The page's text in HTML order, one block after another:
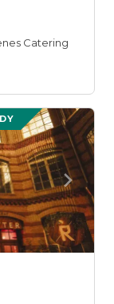
Catering